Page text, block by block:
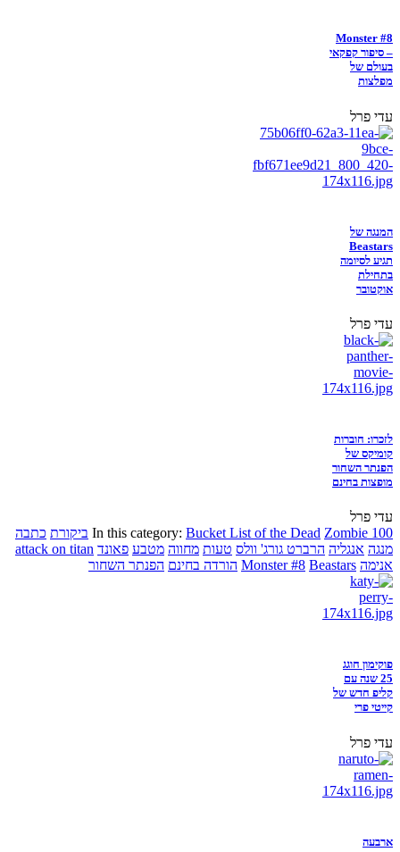
Monster #8
– סיפור קפקאי
בעולם של
מפלצות
עדי פרל
המנגה של
Beastars
תגיע לסיומה
בתחילת
אוקטובר
עדי פרל
לזכרו: חוברות
קומיקס של
הפנתר השחור
מופצות בחינם
עדי פרל
In this category: Bucket List of the Dead Zombie 100 ביקורת כתבה
מנגה אנגליה הרברט גורג' וולס טעות מחווה מטבע פאונד attack on titan
אנימה
Monster #8 Beastars הורדה בחינם הפנתר השחור
פוקימון חוגג
25 שנה עם
קליפ חדש של
קייטי פרי
עדי פרל
ארבעה